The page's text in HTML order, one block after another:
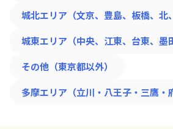
城北エリア（文京、豊島、板橋、北
城東エリア（中央、江東、台東、墨
その他（東京都以外）
多摩エリア（立川・八王子・三鷹・